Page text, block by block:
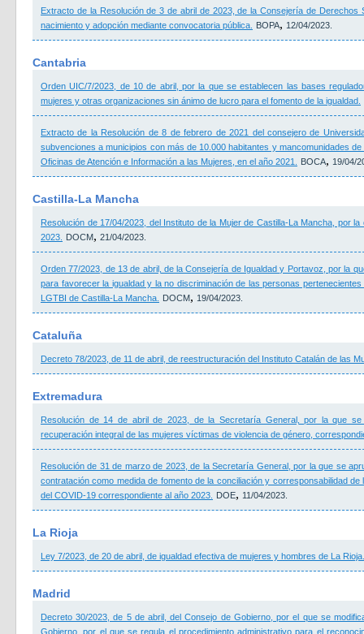
Extracto de la Resolución de 3 de abril de 2023, de la Consejería de
nacimiento y adopción mediante convocatoria pública.
BOPA, 12/04/2023.
Cantabria
Orden UIC/7/2023, de 10 de abril, por la que se establecen las bases
mujeres y otras organizaciones sin ánimo de lucro para el fomento de la igualdad.
Extracto de la Resolución de 8 de febrero de 2021 del consejero de
subvenciones a municipios con más de 10.000 habitantes y mancomunidades
Oficinas de Atención e Información a las Mujeres, en el año 2021.
BOCA, 19/04/
Castilla-La Mancha
Resolución de 17/04/2023, del Instituto de la Mujer de Castilla-La Mancha, por
2023.
DOCM, 21/04/2023.
Orden 77/2023, de 13 de abril, de la Consejería de Igualdad y Portavoz, por la
para favorecer la igualdad y la no discriminación de las personas
LGTBI de Castilla-La Mancha.
DOCM, 19/04/2023.
Cataluña
Decreto 78/2023, de 11 de abril, de reestructuración del Instituto Catalán de las
Extremadura
Resolución de 14 de abril de 2023, de la Secretaría General, por la que
recuperación integral de las mujeres víctimas de violencia de género,
Resolución de 31 de marzo de 2023, de la Secretaría General, por la que se
contratación como medida de fomento de la conciliación y corresponsabilidad
del COVID-19 correspondiente al año 2023.
DOE, 11/04/2023.
La Rioja
Ley 7/2023, de 20 de abril, de igualdad efectiva de mujeres y hombres de La Rioja.
Madrid
Decreto 30/2023, de 5 de abril, del Consejo de Gobierno, por el que se
Gobierno, por el que se regula el procedimiento administrativo para el